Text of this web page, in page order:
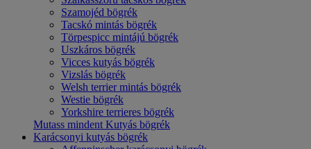
Szamojéd bögrék
Tacskó mintás bögrék
Törpespicc mintájú bögrék
Uszkáros bögrék
Vicces kutyás bögrék
Vizslás bögrék
Welsh terrier mintás bögrék
Westie bögrék
Yorkshire terrieres bögrék
Mutass mindent Kutyás bögrék
Karácsonyi kutyás bögrék